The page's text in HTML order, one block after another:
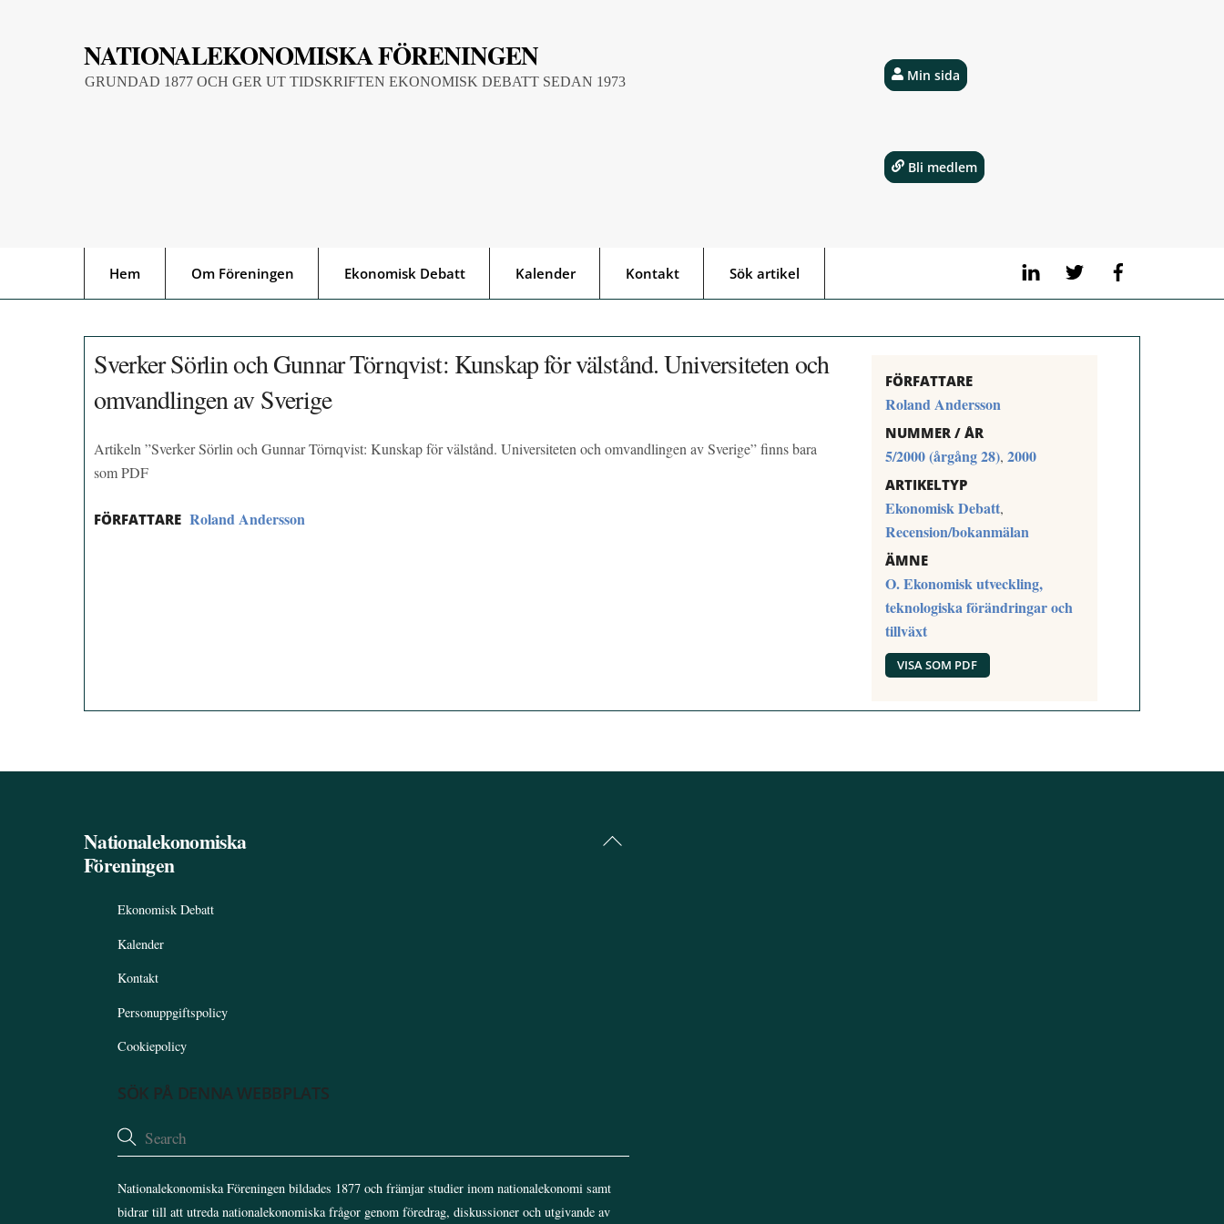
NATIONALEKONOMISKA FÖRENINGEN
GRUNDAD 1877 OCH GER UT TIDSKRIFTEN EKONOMISK DEBATT SEDAN 1973
LinkedIn Twitter
Hem Om Föreningen Ekonomisk Debatt Kalender Kontakt Sök artikel
Min sida
Bli medlem
Sverker Sörlin och Gunnar Törnqvist: Kunskap för välstånd. Universiteten och
omvandlingen av Sverige
Artikeln ”Sverker Sörlin och Gunnar Törnqvist: Kunskap för välstånd. Universiteten och omvandlingen av Sverige” finns bara
som PDF
FÖRFATTARE Roland Andersson
FÖRFATTARE
Roland Andersson
NUMMER / ÅR
5/2000 (årgång 28), 2000
ARTIKELTYP
Ekonomisk Debatt,
Recension/bokanmälan
ÄMNE
O. Ekonomisk utveckling,
teknologiska förändringar och
tillväxt
VISA SOM PDF
Back
Nationalekonomiska
Föreningen
Ekonomisk Debatt
Kalender
Kontakt
Personuppgiftspolicy
Cookiepolicy
SÖK PÅ DENNA WEBBPLATS
Nationalekonomiska Föreningen bildades 1877 och främjar studier inom nationalekonomi samt
bidrar till att utreda nationalekonomiska frågor genom föredrag, diskussioner och utgivande av